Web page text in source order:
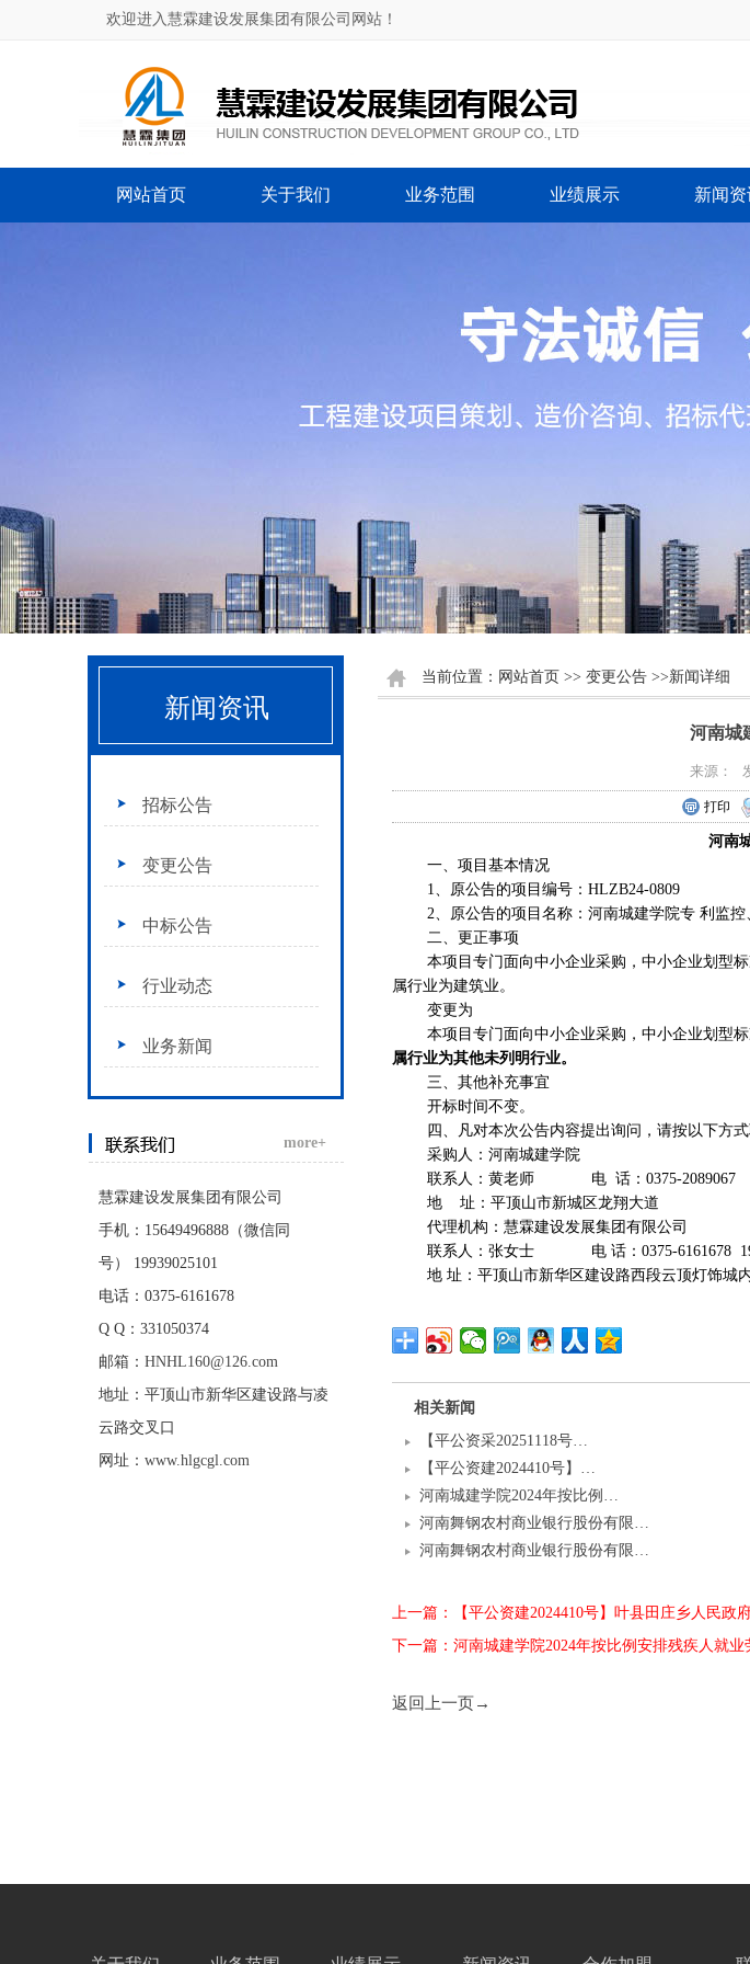
欢迎进入慧霖建设发展集团有限公司网站！
网站首页 关于我们 业务范围 业绩展示 新闻
新闻资讯
招标公告
变更公告
中标公告
行业动态
业务新闻
more+
慧霖建设发展集团有限公司
手机：15649496888（微信同
号） 19939025101
电话：0375-6161678
Q Q：331050374
邮箱： HNHL160@126.com
地址：平顶山市新华区建设路与凌
云路交叉口
网址： www.hlgcgl.com
当前位置： 网站首页 >> 变更公告>>新闻详细
河南城
来源：
打印
河南
一、项目基本情况
1、原公告的项目编号：HLZB24-0809
2、原公告的项目名称：河南城建学院专 利监控
二、更正事项
本项目专门面向中小企业采购，中小企业划型
属行业为建筑业。
变更为
本项目专门面向中小企业采购，中小企业划型
属行业为其他未列明行业。
三、其他补充事宜
开标时间不变。
四、凡对本次公告内容提出询问，请按以下方
采购人：河南城建学院
联系人：黄老师
电 话： 0375-2089067
地
址：平顶山市新城区龙翔大道
代理机构：慧霖建设发展集团有限公司
联系人：张女士
电 话： 0375-6161678
地 址：平顶山市新华区建设路西段云顶灯饰城
相关新闻
【平公资采20251118号…
【平公资建2024410号】…
河南城建学院2024年按比例…
河南舞钢农村商业银行股份有限…
河南舞钢农村商业银行股份有限…
上一篇：【平公资建2024410号】叶县田庄乡人民政
下一篇：河南城建学院2024年按比例安排残疾人就
返回上一页→